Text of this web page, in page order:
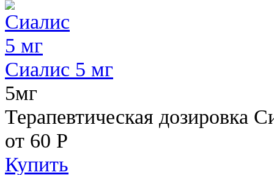
Сиалис 5 мг
5мг
Терапевтическая дозировка
от 60 Р
Купить